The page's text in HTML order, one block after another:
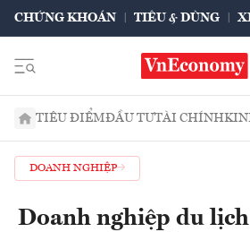
CHỨNG KHOÁN TIÊU & DÙNG
TIÊU ĐIỂMĐẦU TƯTÀI CHÍNH
DOANH NGHIỆP
Doanh nghiệp du